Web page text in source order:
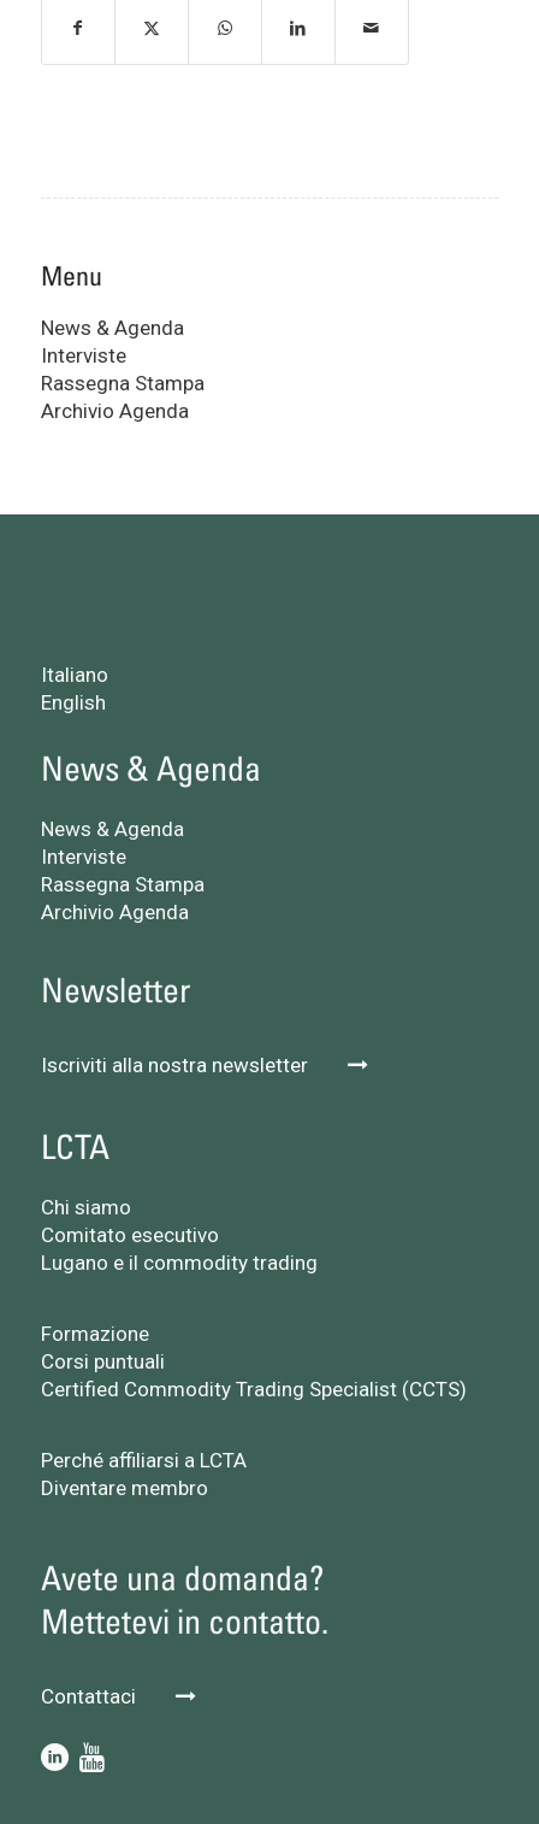
Menu
News & Agenda
Interviste
Rassegna Stampa
Archivio Agenda
Italiano
English
News & Agenda
News & Agenda
Interviste
Rassegna Stampa
Archivio Agenda
Newsletter
Iscriviti alla nostra newsletter
LCTA
Chi siamo
Comitato esecutivo
Lugano e il commodity trading
Formazione
Corsi puntuali
Certified Commodity Trading Specialist (CCTS)
Perché affiliarsi a LCTA
Diventare membro
Avete una domanda?
Mettetevi in contatto.
Contattaci